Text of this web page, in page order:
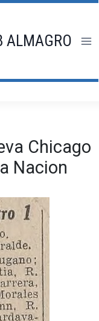
ALMAGRO
Chicago
Nacion